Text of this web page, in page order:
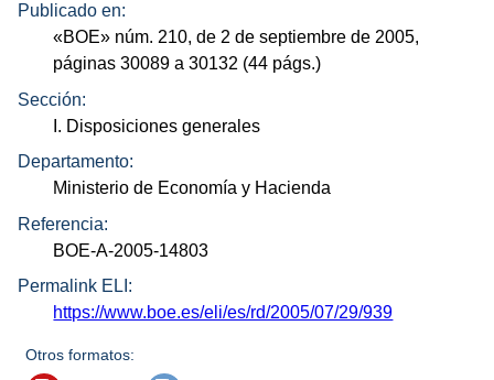
Publicado en:
«BOE» núm. 210, de 2 de septiembre de 2005,
páginas 30089 a 30132 (44 págs.)
Sección:
I. Disposiciones generales
Departamento:
Ministerio de Economía y Hacienda
Referencia:
BOE-A-2005-14803
Permalink ELI:
https://www.boe.es/eli/es/rd/2005/07/29/939
Otros formatos: